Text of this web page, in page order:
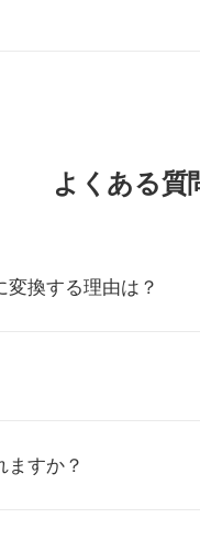
よくある質
換する理由は？
すか？